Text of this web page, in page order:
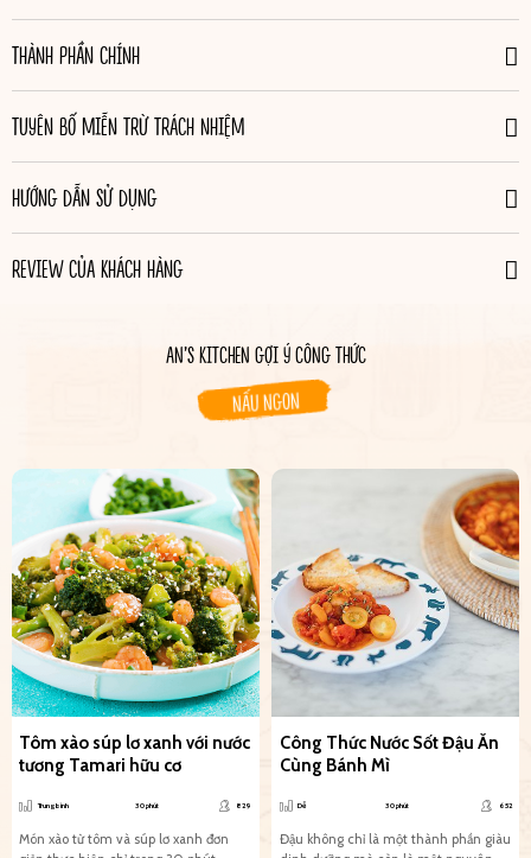
THÀNH PHẦN CHÍNH
TUYÊN BỐ MIỄN TRỪ TRÁCH NHIỆM
HƯỚNG DẪN SỬ DỤNG
REVIEW CỦA KHÁCH HÀNG
AN’S KITCHEN GỢI Ý CÔNG THỨC
NẤU NGON
Tôm xào súp lơ xanh với nước
tương Tamari hữu cơ
Trung bình 30 phút 829
Món xào từ tôm và súp lơ xanh đơn
Công Thức Nước Sốt Đậu Ăn
Cùng Bánh Mì
Dễ 30 phút 652
Đậu không chỉ là một thành phần giàu